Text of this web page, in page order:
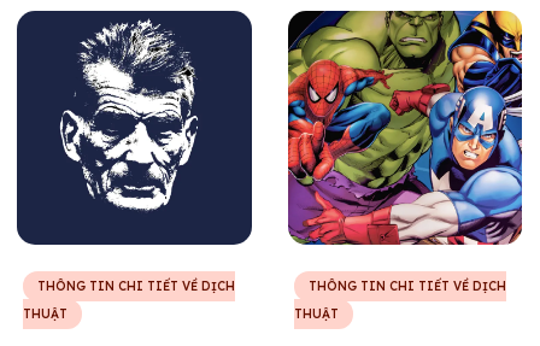
phẩm của ông được
trình bày chi tiết
trong bài viết này
của Công ty Dịch
thuật tiếng Tây Ban
Nha chuyên nghiệp
MotaWord.
người Bồ Đào Nha
thế kỷ 20, cùng
những tác phẩm nổi
tiếng của ông đã ảnh
hưởng đến nhiều thế
hệ kể từ khi được
xuất bản.
THÔNG TIN CHI TIẾT VỀ DỊCH
THUẬT
THÔNG TIN CHI TIẾT VỀ DỊCH
THUẬT